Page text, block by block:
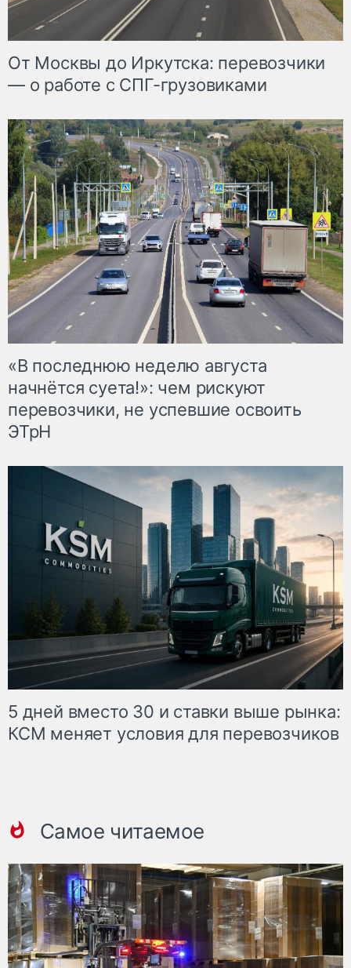
От Москвы до Иркутска: перевозчики
— о работе с СПГ-грузовиками
«В последнюю неделю августа
начнётся суета!»: чем рискуют
перевозчики, не успевшие освоить
ЭТрН
5 дней вместо 30 и ставки выше рынка:
КСМ меняет условия для перевозчиков
Самое читаемое